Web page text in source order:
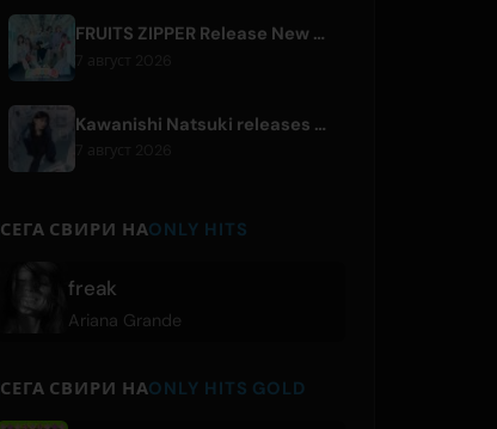
FRUITS ZIPPER Release New Collaboration Song '1,2,3,FOOOOUR'
Kawanishi Natsuki releases digital single 'Sayonara wa Ichiban Kirei na Atashi de'
СЕГА СВИРИ НАONLY HITS
freak
Ariana Grande
СЕГА СВИРИ НАONLY HITS GOLD